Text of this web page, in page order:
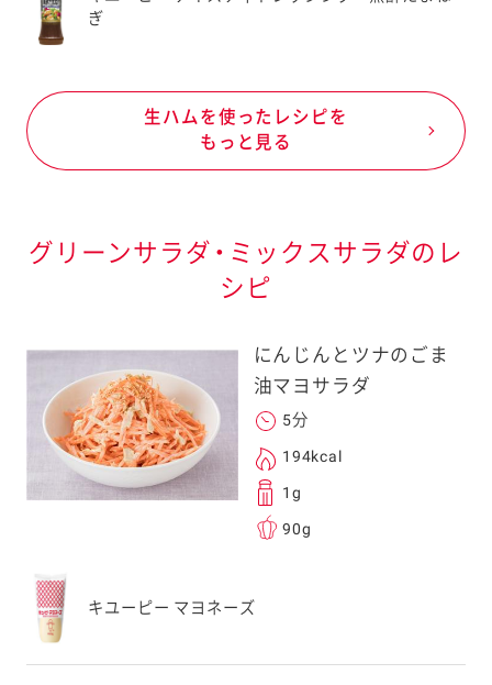
ぎ
生ハムを使ったレシピを
もっと見る
グリーンサラダ・ミックスサラダのレ
シピ
にんじんとツナのごま
油マヨサラダ
5分
194kcal
1g
90g
キユーピー マヨネーズ